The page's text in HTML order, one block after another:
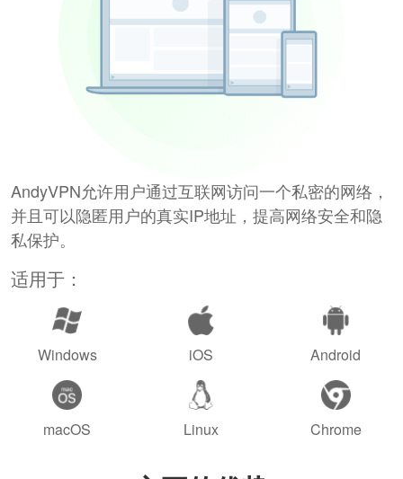
AndyVPN允许用户通过互联网访问一个私密的网络，
并且可以隐匿用户的真实IP地址，提高网络安全和隐
私保护。
适用于：
Windows iOS Android
macOS Linux Chrome